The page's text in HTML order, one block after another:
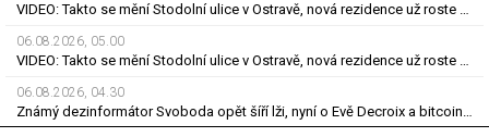
VIDEO: Takto se mění Stodolní ulice v Ostravě, nová rezidence už roste do výšky
06.08.2026, 05.00
VIDEO: Takto se mění Stodolní ulice v Ostravě, nová rezidence už roste do výšky
06.08.2026, 04.30
Známý dezinformátor Svoboda opět šíří lži, nyní o Evě Decroix a bitcoinové kauze